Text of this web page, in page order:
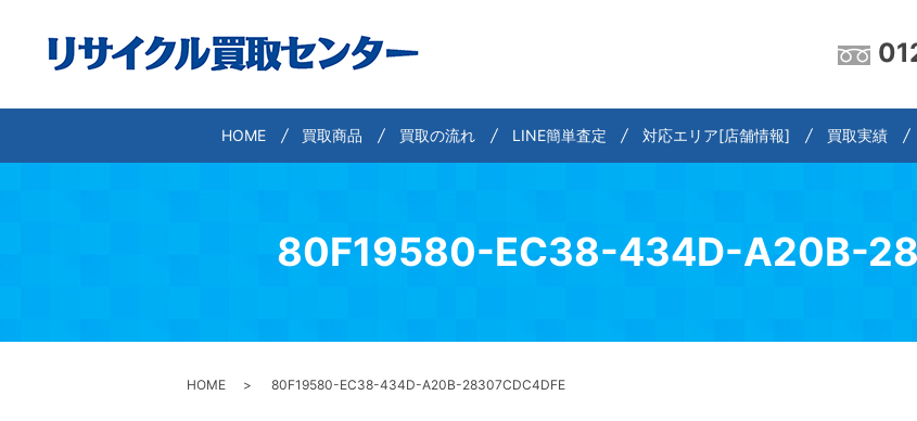
HOME 買取商品 買取の流れ LINE簡単査定 対応エリア[店舗情報] 買取実績
80F19580-EC38-434D-A20B-
HOME 80F19580-EC38-434D-A20B-28307CDC4DFE